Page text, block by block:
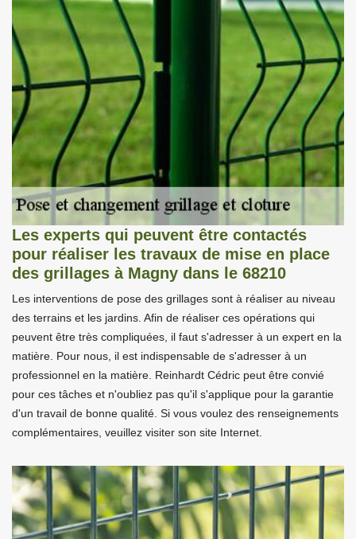
Les experts qui peuvent être contactés
pour réaliser les travaux de mise en place
des grillages à Magny dans le 68210
Les interventions de pose des grillages sont à réaliser au niveau
des terrains et les jardins. Afin de réaliser ces opérations qui
peuvent être très compliquées, il faut s'adresser à un expert en la
matière. Pour nous, il est indispensable de s'adresser à un
professionnel en la matière. Reinhardt Cédric peut être convié
pour ces tâches et n'oubliez pas qu'il s'applique pour la garantie
d'un travail de bonne qualité. Si vous voulez des renseignements
complémentaires, veuillez visiter son site Internet.